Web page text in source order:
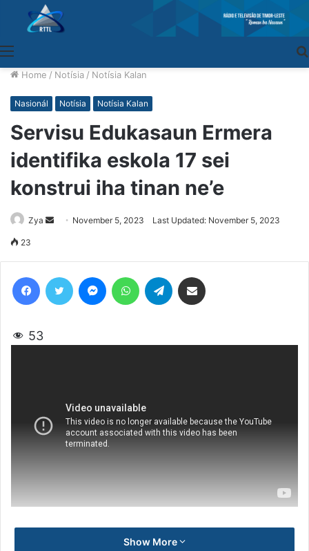
Home / Notísia / Notísia Kalan
Nasionál Notísia Notísia Kalan
Servisu Edukasaun Ermera
identifika eskola 17 sei
konstrui iha tinan ne’e
Zya
SendNovember 5, 2023 Last Updated: November 5, 2023
23
53
Show More